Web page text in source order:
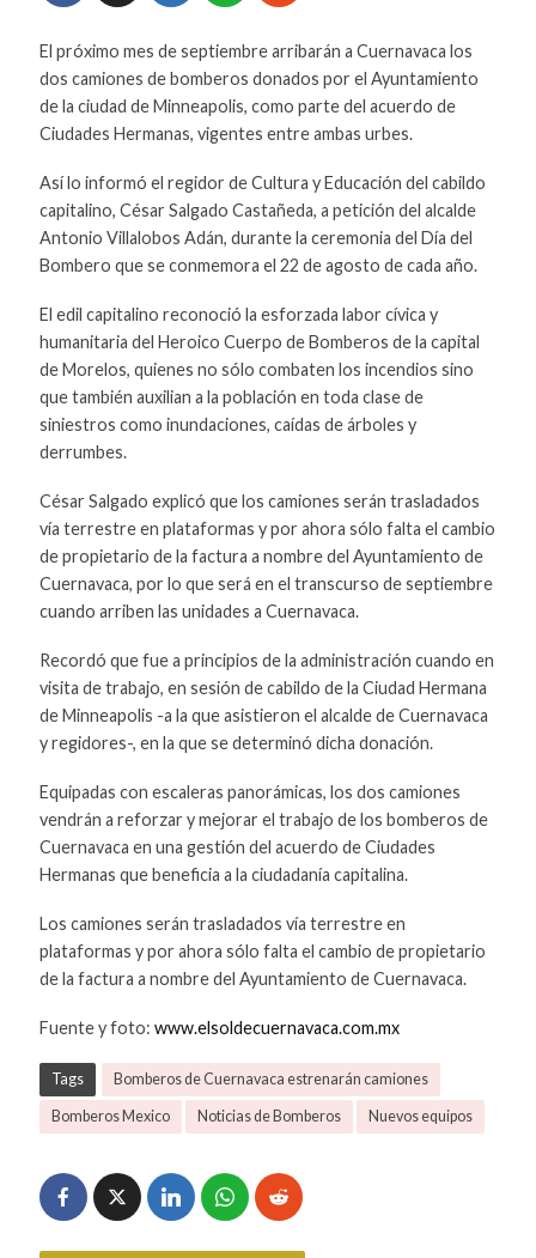
El próximo mes de septiembre arribarán a Cuernavaca los
dos camiones de bomberos donados por el Ayuntamiento
de la ciudad de Minneapolis, como parte del acuerdo de
Ciudades Hermanas, vigentes entre ambas urbes.
Así lo informó el regidor de Cultura y Educación del cabildo
capitalino, César Salgado Castañeda, a petición del alcalde
Antonio Villalobos Adán, durante la ceremonia del Día del
Bombero que se conmemora el 22 de agosto de cada año.
El edil capitalino reconoció la esforzada labor cívica y
humanitaria del Heroico Cuerpo de Bomberos de la capital
de Morelos, quienes no sólo combaten los incendios sino
que también auxilian a la población en toda clase de
siniestros como inundaciones, caídas de árboles y
derrumbes.
César Salgado explicó que los camiones serán trasladados
vía terrestre en plataformas y por ahora sólo falta el cambio
de propietario de la factura a nombre del Ayuntamiento de
Cuernavaca, por lo que será en el transcurso de septiembre
cuando arriben las unidades a Cuernavaca.
Recordó que fue a principios de la administración cuando en
visita de trabajo, en sesión de cabildo de la Ciudad Hermana
de Minneapolis -a la que asistieron el alcalde de Cuernavaca
y regidores-, en la que se determinó dicha donación.
Equipadas con escaleras panorámicas, los dos camiones
vendrán a reforzar y mejorar el trabajo de los bomberos de
Cuernavaca en una gestión del acuerdo de Ciudades
Hermanas que beneficia a la ciudadanía capitalina.
Los camiones serán trasladados vía terrestre en
plataformas y por ahora sólo falta el cambio de propietario
de la factura a nombre del Ayuntamiento de Cuernavaca.
Fuente y foto: www.elsoldecuernavaca.com.mx
Tags Bomberos de Cuernavaca estrenarán camiones
Bomberos Mexico Noticias de Bomberos Nuevos equipos